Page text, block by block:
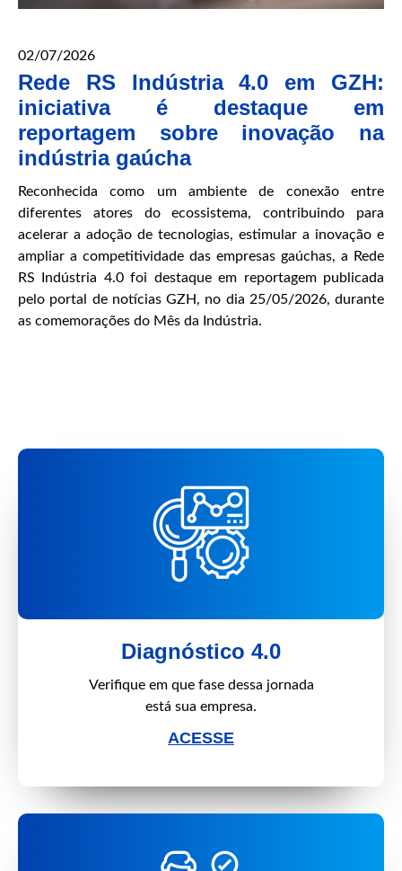
02/07/2026
Rede RS Indústria 4.0 em GZH:
iniciativa é destaque em
reportagem sobre inovação na
indústria gaúcha
Reconhecida como um ambiente de conexão entre
diferentes atores do ecossistema, contribuindo para
acelerar a adoção de tecnologias, estimular a inovação e
ampliar a competitividade das empresas gaúchas, a Rede
RS Indústria 4.0 foi destaque em reportagem publicada
pelo portal de notícias GZH, no dia 25/05/2026, durante
as comemorações do Mês da Indústria.
Diagnóstico 4.0
Verifique em que fase dessa jornada
está sua empresa.
ACESSE